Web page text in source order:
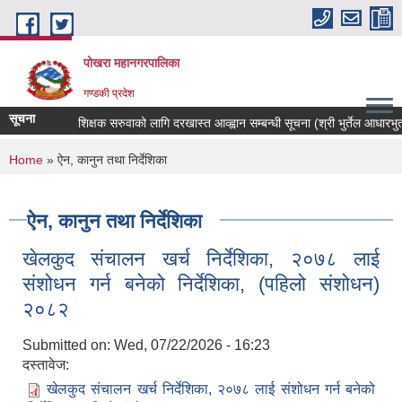
Skip to main content
पोखरा महानगरपालिका
गण्डकी प्रदेश
सूचना शिक्षक सरुवाको लागि दरखास्त आव्ह्वान सम्बन्धी सूचना (श्री भुर्तेल आधारभुत
You are here
Home » ऐन, कानुन तथा निर्देशिका
ऐन, कानुन तथा निर्देशिका
खेलकुद संचालन खर्च निर्देशिका, २०७८ लाई
संशोधन गर्न बनेको निर्देशिका, (पहिलो संशोधन)
२०८२
Submitted on: Wed, 07/22/2026 - 16:23
दस्तावेज:
खेलकुद संचालन खर्च निर्देशिका, २०७८ लाई संशोधन गर्न बनेको